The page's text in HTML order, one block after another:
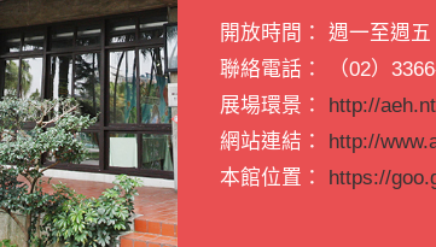
開放時間： 週一至週
聯絡電話： （02）
展場環景： http://
網站連結： http://
本館位置： https://